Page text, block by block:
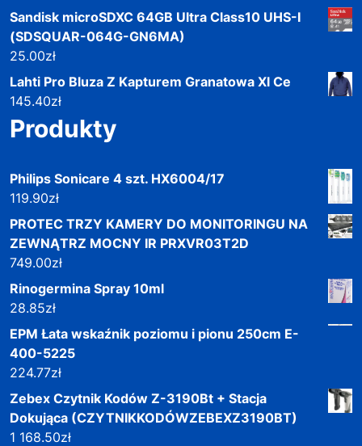
Sandisk microSDXC 64GB Ultra Class10 UHS-I
(SDSQUAR-064G-GN6MA)
25.00zł
Lahti Pro Bluza Z Kapturem Granatowa Xl Ce
145.40zł
Produkty
Philips Sonicare 4 szt. HX6004/17
119.90zł
PROTEC TRZY KAMERY DO MONITORINGU NA
ZEWNĄTRZ MOCNY IR PRXVR03T2D
749.00zł
Rinogermina Spray 10ml
28.85zł
EPM Łata wskaźnik poziomu i pionu 250cm E-
400-5225
224.77zł
Zebex Czytnik Kodów Z-3190Bt + Stacja
Dokująca (CZYTNIKKODÓWZEBEXZ3190BT)
1 168.50zł